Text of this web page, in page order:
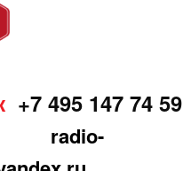
+7 495 147 74 59
radio-